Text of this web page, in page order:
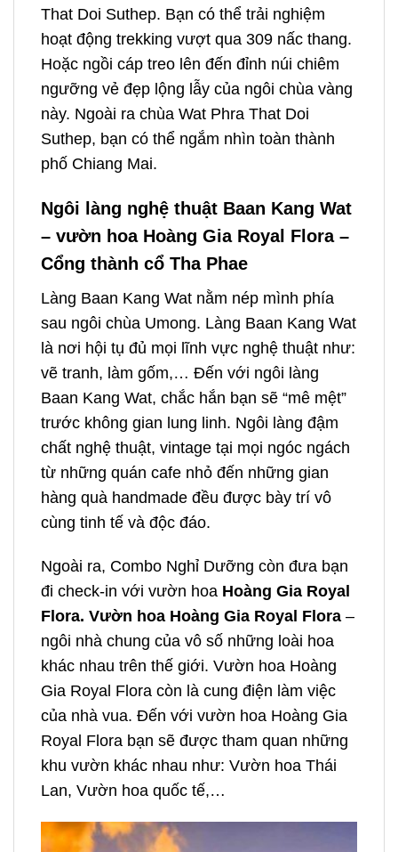
That Doi Suthep. Bạn có thể trải nghiệm
hoạt động trekking vượt qua 309 nấc thang.
Hoặc ngồi cáp treo lên đến đỉnh núi chiêm
ngưỡng vẻ đẹp lộng lẫy của ngôi chùa vàng
này. Ngoài ra chùa Wat Phra That Doi
Suthep, bạn có thể ngắm nhìn toàn thành
phố Chiang Mai.
Ngôi làng nghệ thuật Baan Kang Wat
– vườn hoa Hoàng Gia Royal Flora –
Cổng thành cổ Tha Phae
Làng Baan Kang Wat nằm nép mình phía
sau ngôi chùa Umong. Làng Baan Kang Wat
là nơi hội tụ đủ mọi lĩnh vực nghệ thuật như:
vẽ tranh, làm gốm,… Đến với ngôi làng
Baan Kang Wat, chắc hắn bạn sẽ “mê mệt”
trước không gian lung linh. Ngôi làng đậm
chất nghệ thuật, vintage tại mọi ngóc ngách
từ những quán cafe nhỏ đến những gian
hàng quà handmade đều được bày trí vô
cùng tinh tế và độc đáo.
Ngoài ra, Combo Nghỉ Dưỡng còn đưa bạn
đi check-in với vườn hoa Hoàng Gia Royal
Flora. Vườn hoa Hoàng Gia Royal Flora –
ngôi nhà chung của vô số những loài hoa
khác nhau trên thế giới. Vườn hoa Hoàng
Gia Royal Flora còn là cung điện làm việc
của nhà vua. Đến với vườn hoa Hoàng Gia
Royal Flora bạn sẽ được tham quan những
khu vườn khác nhau như: Vườn hoa Thái
Lan, Vườn hoa quốc tế,…